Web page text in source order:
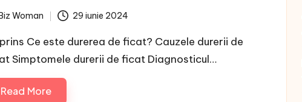
Woman 29 iunie 2024
Ce este durerea de ficat? Cauzele durerii de
Simptomele durerii de ficat Diagnosticul…
Read More